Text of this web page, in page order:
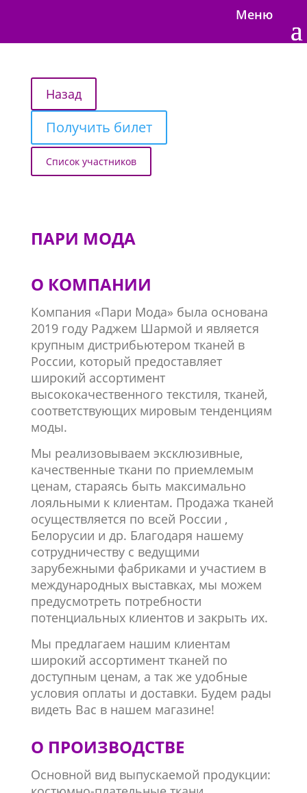
Меню
Получить билет
Список участников
ПАРИ МОДА
О КОМПАНИИ
Компания «Пари Мода» была основана
2019 году Раджем Шармой и является
крупным дистрибьютером тканей в
России, который предоставляет
широкий ассортимент
высококачественного текстиля, тканей,
соответствующих мировым тенденциям
моды.
Мы реализовываем эксклюзивные,
качественные ткани по приемлемым
ценам, стараясь быть максимально
лояльными к клиентам. Продажа тканей
осуществляется по всей России ,
Белорусии и др. Благодаря нашему
сотрудничеству с ведущими
зарубежными фабриками и участием в
международных выставках, мы можем
предусмотреть потребности
потенциальных клиентов и закрыть их.
Мы предлагаем нашим клиентам
широкий ассортимент тканей по
доступным ценам, а так же удобные
условия оплаты и доставки. Будем рады
видеть Вас в нашем магазине!
О ПРОИЗВОДСТВЕ
Основной вид выпускаемой продукции: